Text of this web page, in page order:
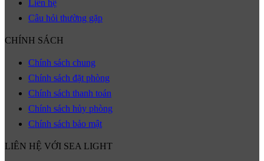
Liên hệ
Câu hỏi thường gặp
CHÍNH SÁCH
Chính sách chung
Chính sách đặt phòng
Chính sách thanh toán
Chính sách hủy phòng
Chính sách bảo mật
LIÊN HỆ VỚI SEA LIGHT